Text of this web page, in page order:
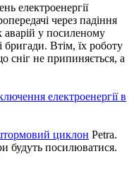
електроенергії
через падіння
аварій у посиленому
Втім, їх роботу
сніг не припиняється, а
електроенергії в
циклон Petra.
будуть посилюватися.